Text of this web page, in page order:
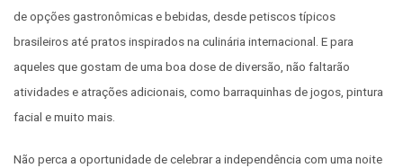
de opções gastronômicas e bebidas, desde petiscos típicos
brasileiros até pratos inspirados na culinária internacional. E para
aqueles que gostam de uma boa dose de diversão, não faltarão
atividades e atrações adicionais, como barraquinhas de jogos, pintura
facial e muito mais.
Não perca a oportunidade de celebrar a independência com uma noite